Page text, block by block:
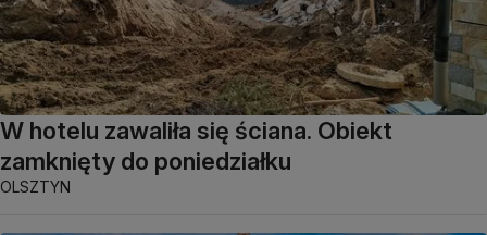
W hotelu zawaliła się ściana. Obiekt
zamknięty do poniedziałku
OLSZTYN